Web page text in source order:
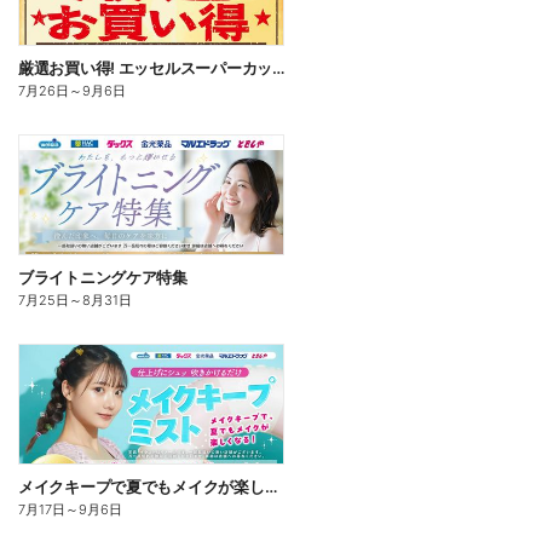
厳選お買い得! エッセルスーパーカップ
7月26日 ～9月6日
ブライトニングケア特集
7月25日 ～8月31日
メイクキープで夏でもメイクが楽しくなる!
7月17日 ～9月6日